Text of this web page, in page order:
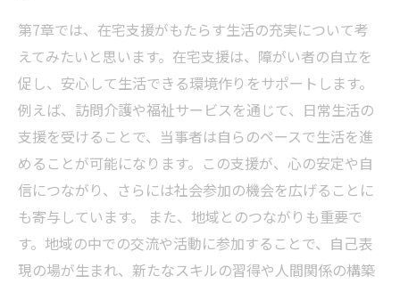
第7章では、在宅支援がもたらす生活の充実について考
えてみたいと思います。在宅支援は、障がい者の自立を
促し、安心して生活できる環境作りをサポートします。
例えば、訪問介護や福祉サービスを通じて、日常生活の
支援を受けることで、当事者は自らのペースで生活を進
めることが可能になります。この支援が、心の安定や自
信につながり、さらには社会参加の機会を広げることに
も寄与しています。 また、地域とのつながりも重要で
す。地域の中での交流や活動に参加することで、自己表
現の場が生まれ、新たなスキルの習得や人間関係の構築